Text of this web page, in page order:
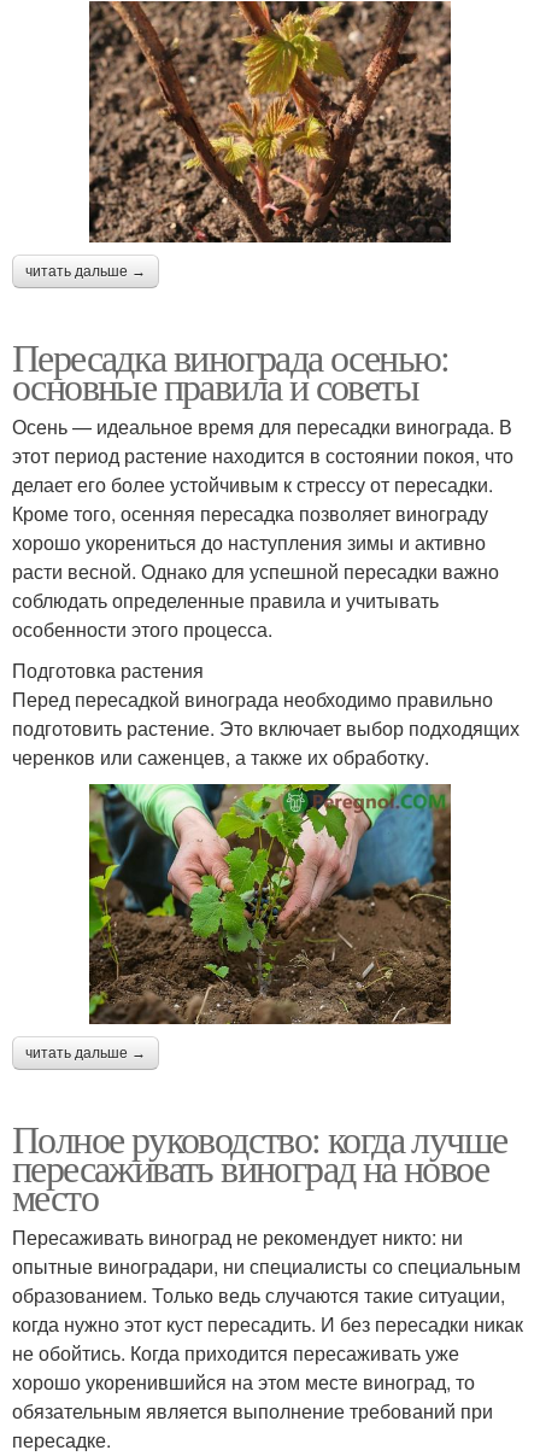
читать дальше →
Пересадка винограда осенью:
основные правила и советы
Осень — идеальное время для пересадки винограда. В
этот период растение находится в состоянии покоя, что
делает его более устойчивым к стрессу от пересадки.
Кроме того, осенняя пересадка позволяет винограду
хорошо укорениться до наступления зимы и активно
расти весной. Однако для успешной пересадки важно
соблюдать определенные правила и учитывать
особенности этого процесса.
Подготовка растения
Перед пересадкой винограда необходимо правильно
подготовить растение. Это включает выбор подходящих
черенков или саженцев, а также их обработку.
читать дальше →
Полное руководство: когда лучше
пересаживать виноград на новое
место
Пересаживать виноград не рекомендует никто: ни
опытные виноградари, ни специалисты со специальным
образованием. Только ведь случаются такие ситуации,
когда нужно этот куст пересадить. И без пересадки никак
не обойтись. Когда приходится пересаживать уже
хорошо укоренившийся на этом месте виноград, то
обязательным является выполнение требований при
пересадке.